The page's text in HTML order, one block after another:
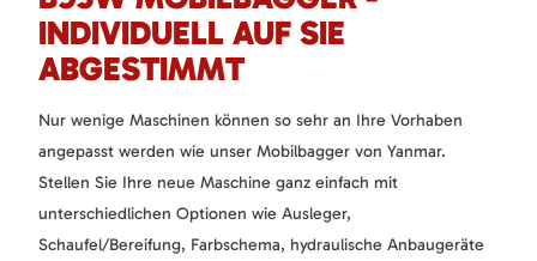
INDIVIDUELL AUF SIE
ABGESTIMMT
Nur wenige Maschinen können so sehr an Ihre Vorhaben
angepasst werden wie unser Mobilbagger von Yanmar.
Stellen Sie Ihre neue Maschine ganz einfach mit
unterschiedlichen Optionen wie Ausleger,
Schaufel/Bereifung, Farbschema, hydraulische Anbaugeräte